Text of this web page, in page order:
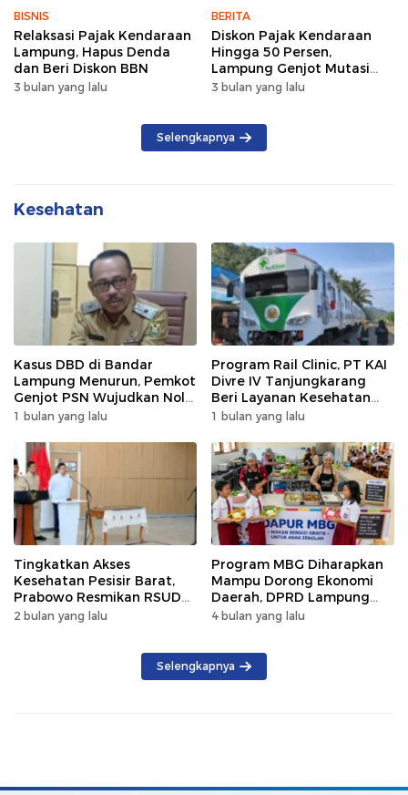
BISNIS
Relaksasi Pajak Kendaraan
Lampung, Hapus Denda
dan Beri Diskon BBN
3 bulan yang lalu
BERITA
Diskon Pajak Kendaraan
Hingga 50 Persen,
Lampung Genjot Mutasi
Kendaraan Luar Daerah
3 bulan yang lalu
Selengkapnya
Kesehatan
Kasus DBD di Bandar
Lampung Menurun, Pemkot
Genjot PSN Wujudkan Nol
Kematian
1 bulan yang lalu
Program Rail Clinic, PT KAI
Divre IV Tanjungkarang
Beri Layanan Kesehatan
Gratis 250 Warga
1 bulan yang lalu
Tingkatkan Akses
Kesehatan Pesisir Barat,
Prabowo Resmikan RSUD
KH Muhammad Thohir
2 bulan yang lalu
Program MBG Diharapkan
Mampu Dorong Ekonomi
Daerah, DPRD Lampung
Tekankan Pemanfaatan
4 bulan yang lalu
Selengkapnya